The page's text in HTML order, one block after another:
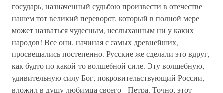
государь, назначенный судьбою произвести в отечестве
нашем тот великий переворот, который в полной мере
может назваться чудесным, неслыханным ни у каких
народов! Все они, начиная с самых древнейших,
просвещались постепенно. Русские же сделали это вдруг,
как будто по какой-то волшебной силе. Эту волшебную,
удивительную силу Бог, покровительствующий России,
вложил в душу любимца своего - Петра. Точно, этот